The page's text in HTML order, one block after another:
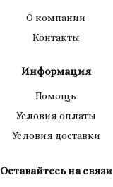
О компании
Контакты
Информация
Помощь
Условия оплаты
Условия доставки
Оставайтесь на связи